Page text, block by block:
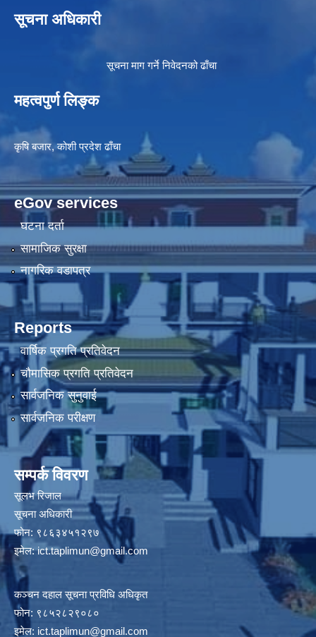
सूचना अधिकारी
सूचना माग गर्ने निवेदनको ढाँचा
महत्वपुर्ण लिङ्क
कृषि बजार, कोशी प्रदेश ढाँचा
eGov services
घटना दर्ता
सामाजिक सुरक्षा
नागरिक वडापत्र
Reports
वार्षिक प्रगति प्रतिवेदन
चौमासिक प्रगति प्रतिवेदन
सार्वजनिक सुनुवाई
सार्वजनिक परीक्षण
सम्पर्क विवरण
सूलभ रिजाल
सूचना अधिकारी
फोन: ९८६३४५१२९७
इमेल:ict.taplimun@gmail.com
कञ्‍चन दहाल सूचना प्रविधि अधिकृत
फोन: ९८५२८२९०८०
इमेल: ict.taplimun@gmail.com